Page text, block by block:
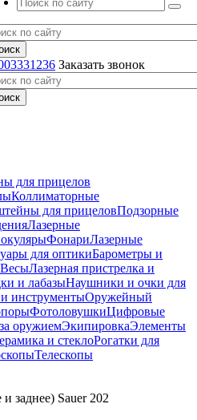
Заказать звонок
для прицелов
Коллиматорные
для прицеловПодзорные
Лазерные
ФонариЛазерные
для оптикиБарометры и
ВесыЛазерная пристрелка и
и лабазыНаушники и очки для
инструментыОружейный
ФотоловушкиЦифровые
оружиемЭкипировкаЭлементы
и стеклоРогатки для
Телескопы
заднее) Sauer 202